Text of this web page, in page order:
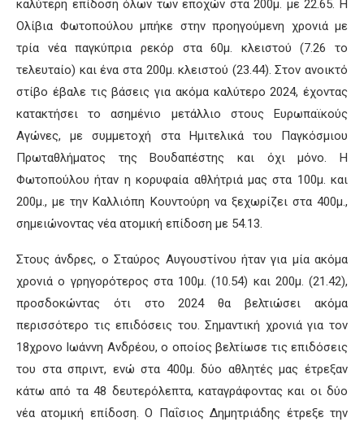
καλύτερη επίδοση όλων των εποχών στα 200μ. με 22.65. Η
Ολίβια Φωτοπούλου μπήκε στην προηγούμενη χρονιά με
τρία νέα παγκύπρια ρεκόρ στα 60μ. κλειστού (7.26 το
τελευταίο) και ένα στα 200μ. κλειστού (23.44). Στον ανοικτό
στίβο έβαλε τις βάσεις για ακόμα καλύτερο 2024, έχοντας
κατακτήσει το ασημένιο μετάλλιο στους Ευρωπαϊκούς
Αγώνες, με συμμετοχή στα Ημιτελικά του Παγκόσμιου
Πρωταθλήματος της Βουδαπέστης και όχι μόνο. Η
Φωτοπούλου ήταν η κορυφαία αθλήτριά μας στα 100μ. και
200μ., με την Καλλιόπη Κουντούρη να ξεχωρίζει στα 400μ.,
σημειώνοντας νέα ατομική επίδοση με 54.13.
Στους άνδρες, ο Σταύρος Αυγουστίνου ήταν για μία ακόμα
χρονιά ο γρηγορότερος στα 100μ. (10.54) και 200μ. (21.42),
προσδοκώντας ότι στο 2024 θα βελτιώσει ακόμα
περισσότερο τις επιδόσεις του. Σημαντική χρονιά για τον
18χρονο Ιωάννη Ανδρέου, ο οποίος βελτίωσε τις επιδόσεις
του στα σπριντ, ενώ στα 400μ. δύο αθλητές μας έτρεξαν
κάτω από τα 48 δευτερόλεπτα, καταγράφοντας και οι δύο
νέα ατομική επίδοση. Ο Παΐσιος Δημητριάδης έτρεξε την